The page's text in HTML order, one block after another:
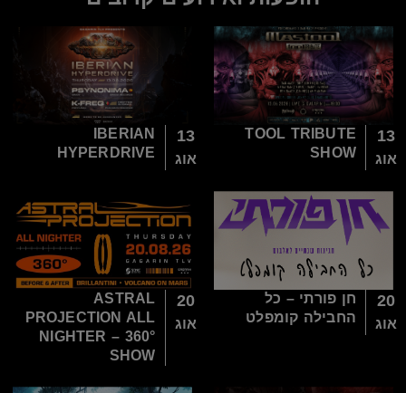
13
אוג
TOOL TRIBUTE
SHOW
13
אוג
IBERIAN
HYPERDRIVE
20
אוג
חן פורתי – כל
החבילה קומפלט
20
אוג
ASTRAL
PROJECTION ALL
NIGHTER – 360°
SHOW